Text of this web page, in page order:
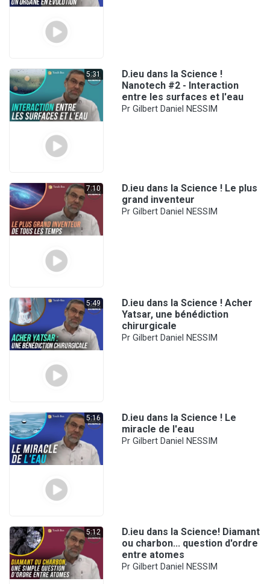
5:31
D.ieu dans la Science !
Nanotech #2 - Interaction
entre les surfaces et l'eau
Pr Gilbert Daniel NESSIM
7:10
D.ieu dans la Science ! Le plus
grand inventeur
Pr Gilbert Daniel NESSIM
5:49
D.ieu dans la Science ! Acher
Yatsar, une bénédiction
chirurgicale
Pr Gilbert Daniel NESSIM
5:16
D.ieu dans la Science ! Le
miracle de l'eau
Pr Gilbert Daniel NESSIM
5:12
D.ieu dans la Science! Diamant
ou charbon... question d'ordre
entre atomes
Pr Gilbert Daniel NESSIM